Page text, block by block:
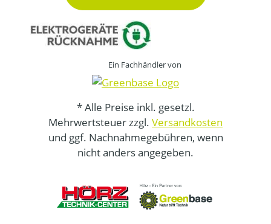
Ein Fachhändler von
* Alle Preise inkl. gesetzl.
Mehrwertsteuer zzgl. Versandkosten
und ggf. Nachnahmegebühren, wenn
nicht anders angegeben.